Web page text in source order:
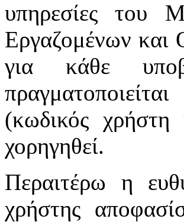
υπηρεσίες του
Εργαζομένων και
για κάθε
(κωδικός
χορηγηθεί.
Περαιτέρω η
χρήστης